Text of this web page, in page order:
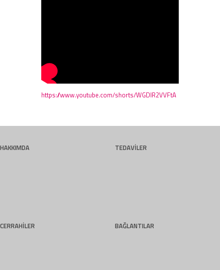
https://www.youtube.com/shorts/WGDlR2VVFtA
HAKKIMDA TEDAVİLER
CERRAHİLER BAĞLANTILAR